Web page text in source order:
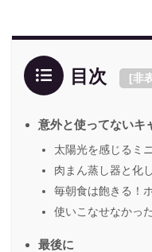
目次 [非
意外と使ってないキ
太陽光を感じるミ
肉まん蒸し器と化
毎朝食は飽きる！
使いこなせなかっ
最後に